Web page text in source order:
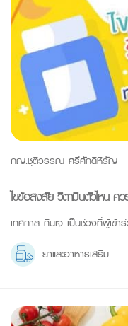
ภญ.ชุติวรรณ ศรีศักดิ์หิรัญ
ไขข้อสงสัย วิตามินตัวไหน ค
เทศกาล กินเจ เป็นช่วงที่ผู้เข้า
ยาและอาหารเสริม